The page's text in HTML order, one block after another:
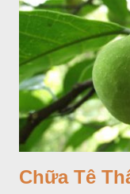
Chữa Tê